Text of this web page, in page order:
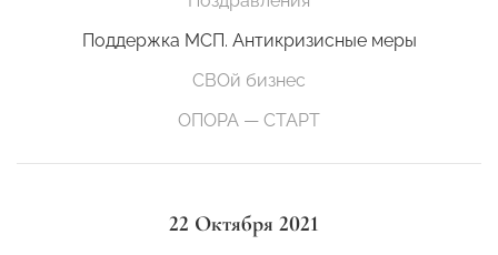
Поддержка МСП. Антикризисные меры
СВОй бизнес
ОПОРА — СТАРТ
22 Октября 2021